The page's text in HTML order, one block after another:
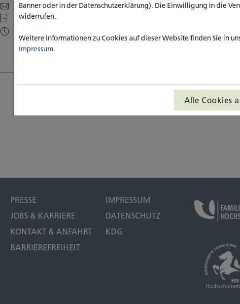
b.straeter(at)katho-nrw.de
Raum R417
PRESSE
JOBS & KARRIERE
KONTAKT & ANFAHRT
BARRIEREFREIHEIT
IMPRESSUM
DATENSCHUTZ
KDG
Banner oder in der Datenschutzerklärung). Die Einwilligung in die
widerrufen.
Weitere Informationen zu Cookies auf dieser Website finden Sie in
Impressum.
Alle Cookies